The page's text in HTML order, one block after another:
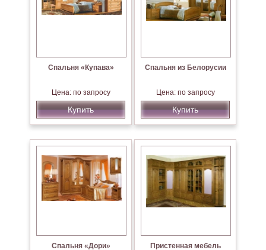
Спальня «Купава»
Цена: по запросу
Купить
Спальня из Белорусии
Цена: по запросу
Купить
Спальня «Дори» Пристенная мебель